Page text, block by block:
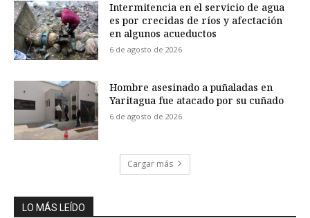
Intermitencia en el servicio de agua
es por crecidas de ríos y afectación
en algunos acueductos
6 de agosto de 2026
Hombre asesinado a puñaladas en
Yaritagua fue atacado por su cuñado
6 de agosto de 2026
Cargar más
LO MÁS LEÍDO